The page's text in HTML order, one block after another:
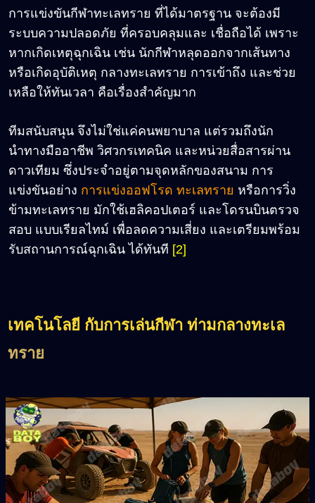
การแข่งขันกีฬาทะเลทราย ที่ได้มาตรฐาน จะต้องมี
ระบบความปลอดภัย ที่ครอบคลุมและ เชื่อถือได้ เพราะ
หากเกิดเหตุฉุกเฉิน เช่น นักกีฬาหลุดออกจากเส้นทาง
หรือเกิดอุบัติเหตุ กลางทะเลทราย การเข้าถึง และช่วย
เหลือให้ทันเวลา คือเรื่องสำคัญมาก
ทีมสนับสนุน จึงไม่ใช่แค่คนพยาบาล แต่รวมถึงนัก
นำทางมืออาชีพ วิศวกรเทคนิค และหน่วยสื่อสารผ่าน
ดาวเทียม ซึ่งประจำอยู่ตามจุดหลักของสนาม การ
แข่งขันอย่าง การแข่งออฟโรด ทะเลทราย หรือการวิ่ง
ข้ามทะเลทราย มักใช้เฮลิคอปเตอร์ และโดรนบินตรวจ
สอบ แบบเรียลไทม์ เพื่อลดความเสี่ยง และเตรียมพร้อม
รับสถานการณ์ฉุกเฉิน ได้ทันที [2]
เทคโนโลยี กับการเล่นกีฬา ท่ามกลางทะเล
ทราย